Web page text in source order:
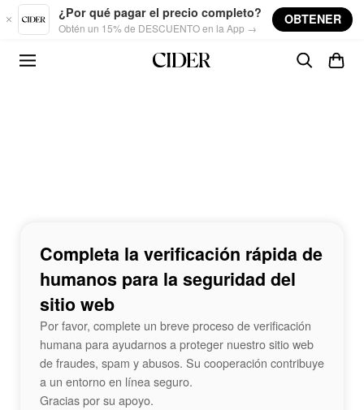
Skip to main content
¿Por qué pagar el precio completo?
Obtén un 15% de DESCUENTO en la App →
OBTENER
Completa la verificación rápida de
humanos para la seguridad del
sitio web
Por favor, complete un breve proceso de verificación
humana para ayudarnos a proteger nuestro sitio web
de fraudes, spam y abusos. Su cooperación contribuye
a un entorno en línea seguro.
Gracias por su apoyo.